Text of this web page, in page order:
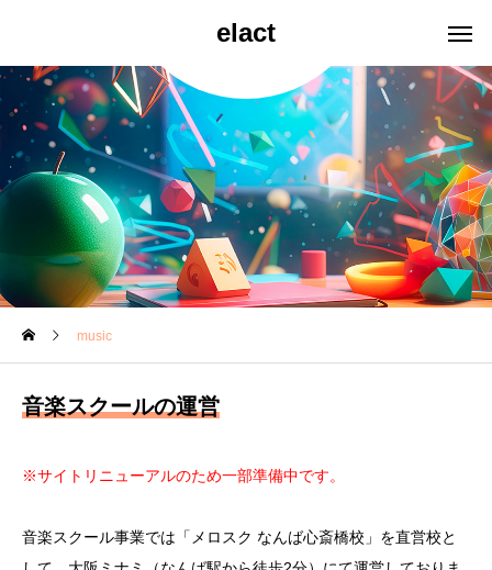
elact
music
音楽スクールの運営
※サイトリニューアルのため一部準備中です。
音楽スクール事業では「メロスク なんば心斎橋校」を直営校と